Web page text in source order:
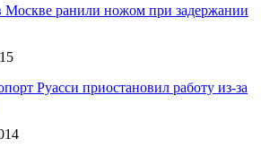
Москве ранили ножом при задержании
Руасси приостановил работу из-за